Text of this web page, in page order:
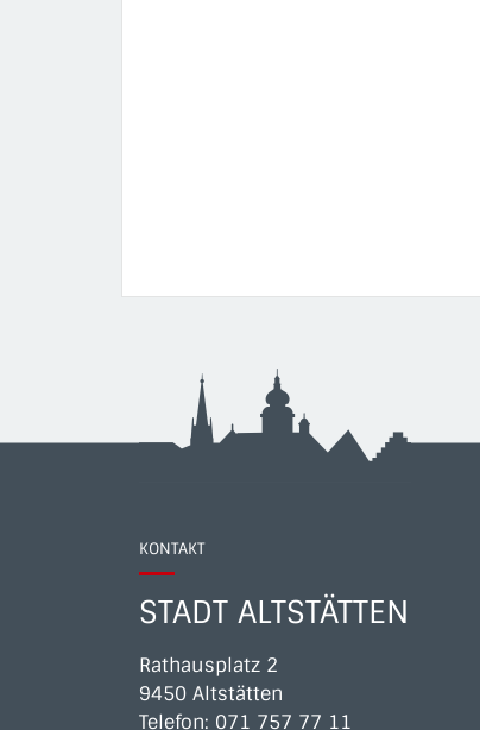
KONTAKT
STADT ALTSTÄTTEN
Rathausplatz 2
9450 Altstätten
Telefon: 071 757 77 11